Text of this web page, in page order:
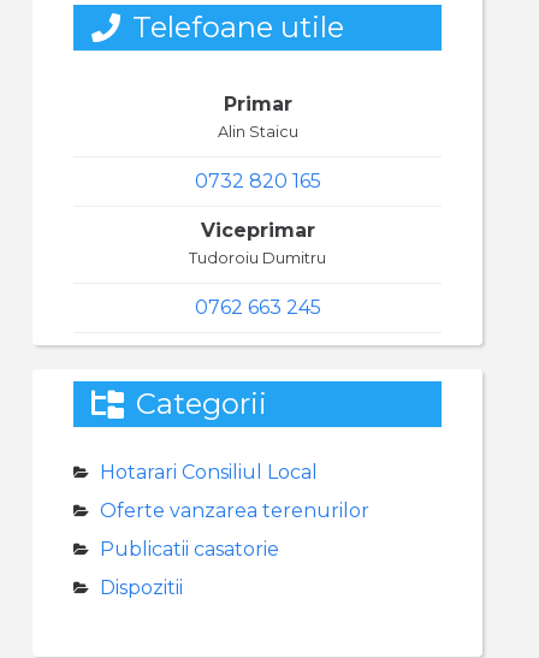
Telefoane utile
Primar
Alin Staicu
0732 820 165
Viceprimar
Tudoroiu Dumitru
0762 663 245
Categorii
Hotarari Consiliul Local
Oferte vanzarea terenurilor
Publicatii casatorie
Dispozitii